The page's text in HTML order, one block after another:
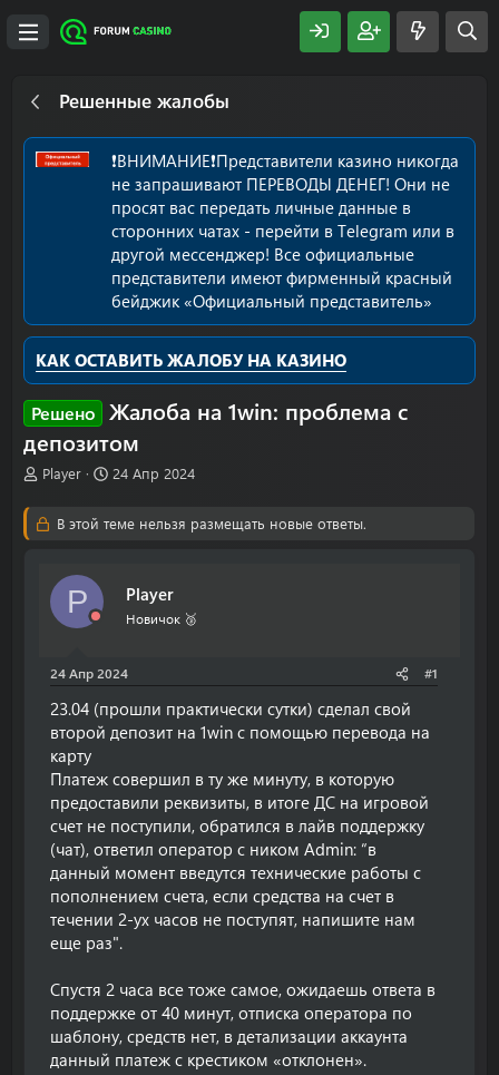
Решенные жалобы
❗️ВНИМАНИЕ❗️Представители казино никогда
не запрашивают ПЕРЕВОДЫ ДЕНЕГ! Они не
просят вас передать личные данные в
сторонних чатах - перейти в Telegram или в
другой мессенджер! Все официальные
представители имеют фирменный красный
бейджик «Официальный представитель»
КАК ОСТАВИТЬ ЖАЛОБУ НА КАЗИНО
Решено
Жалоба на 1win: проблема с
депозитом
А
о
м
Player
Д
а
24 Апр 2024
В этой теме нельзя размещать новые ответы.
P Player
Новичок 🥉
24 Апр 2024 #1
23.04 (прошли практически сутки) сделал свой
второй депозит на 1win с помощью перевода на
карту
Платеж совершил в ту же минуту, в которую
предоставили реквизиты, в итоге ДС на игровой
счет не поступили, обратился в лайв поддержку
(чат), ответил оператор с ником Admin: “в
данный момент введутся технические работы с
пополнением счета, если средства на счет в
течении 2-ух часов не поступят, напишите нам
еще раз".
Спустя 2 часа все тоже самое, ожидаешь ответа в
поддержке от 40 минут, отписка оператора по
шаблону, средств нет, в детализации аккаунта
данный платеж с крестиком «отклонен».